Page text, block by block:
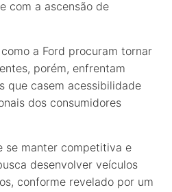
com a ascensão de
a Ford procuram tornar
porém, enfrentam
que casem acessibilidade
dos consumidores
se manter competitiva e
desenvolver veículos
conforme revelado por um